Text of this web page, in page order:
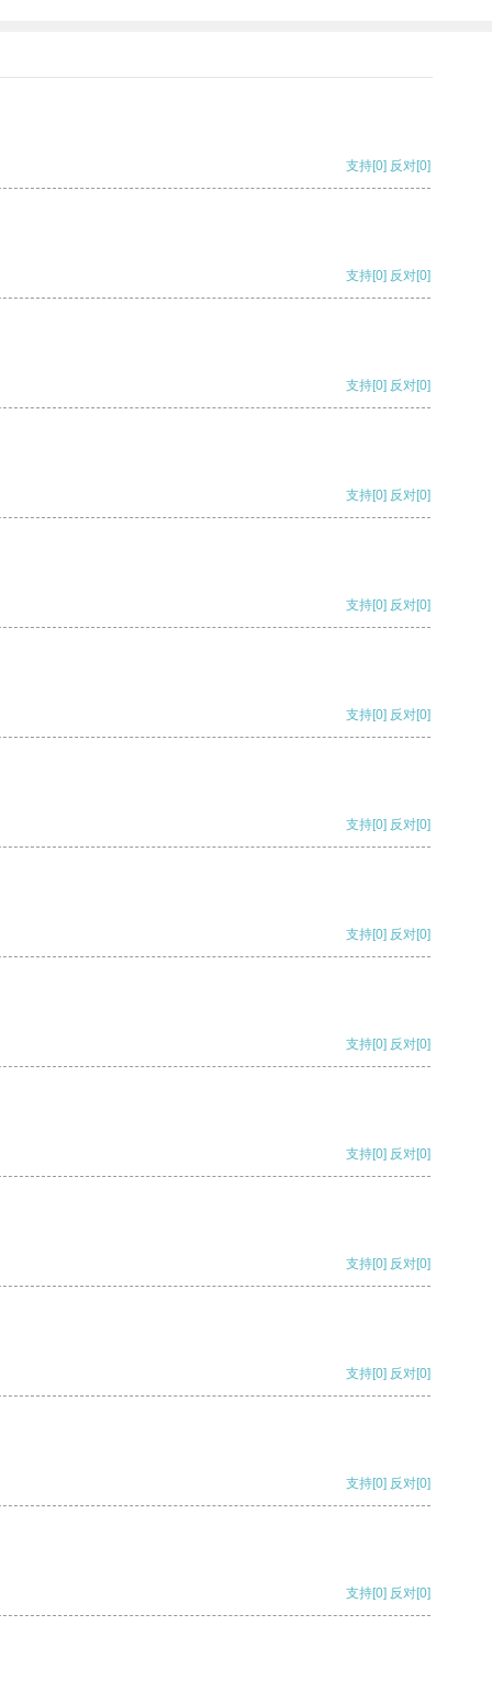
支持[0] 反对[0]
支持[0] 反对[0]
支持[0] 反对[0]
支持[0] 反对[0]
支持[0] 反对[0]
支持[0] 反对[0]
支持[0] 反对[0]
支持[0] 反对[0]
支持[0] 反对[0]
支持[0] 反对[0]
支持[0] 反对[0]
支持[0] 反对[0]
支持[0] 反对[0]
支持[0] 反对[0]